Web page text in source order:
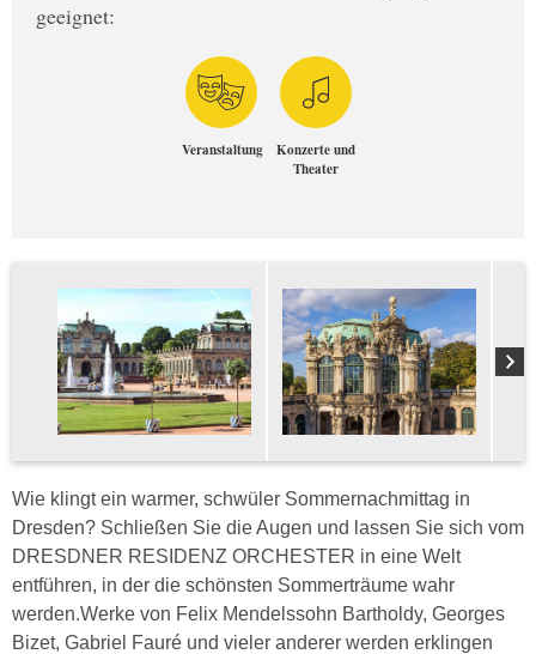
geeignet:
Veranstaltung
Konzerte und
Theater
Wie klingt ein warmer, schwüler Sommernachmittag in
Dresden? Schließen Sie die Augen und lassen Sie sich vom
DRESDNER RESIDENZ ORCHESTER in eine Welt
entführen, in der die schönsten Sommerträume wahr
werden.Werke von Felix Mendelssohn Bartholdy, Georges
Bizet, Gabriel Fauré und vieler anderer werden erklingen